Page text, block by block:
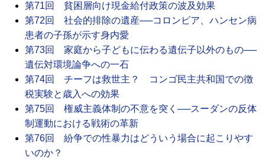
第71回 貧困層向け現金給付政策の波及効果
第72回 社会的排除の遺産──コロンビア、ハンセン病
患者の子孫が示す身内愛
第73回 家庭から子どもに伝わる遺伝子以外のもの──
遺伝対環境論争への一石
第74回 チーフは救世主？ コンゴ民主共和国での徴
税実験と歳入への効果
第75回 権威主義体制の不意を突く──スーダンの反体
制運動における戦術の革新
第76回 紛争での性暴力はどういう場合に起こりやす
いのか？